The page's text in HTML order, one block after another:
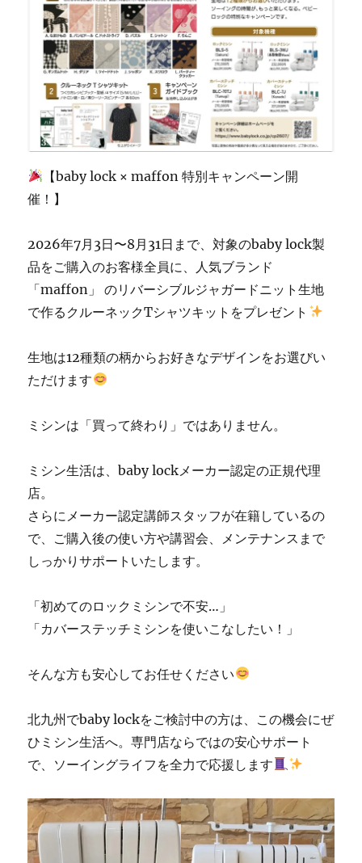
シ
ン
修
理・
販
売
専
店
シ
に
【baby lock × maffon 特別キャンペーン開
催！】
2026年7月3日〜8月31日まで、対象のbaby lock製
品をご購入のお客様全員に、人気ブランド
「maffon」 のリバーシブルジャガードニット生地
で作るクルーネックTシャツキットをプレゼント
生地は12種類の柄からお好きなデザインをお選びい
ただけます
ミシンは「買って終わり」ではありません。
ミシン生活は、baby lockメーカー認定の正規代理
店。
さらにメーカー認定講師スタッフが在籍しているの
で、ご購入後の使い方や講習会、メンテナンスまで
しっかりサポートいたします。
「初めてのロックミシンで不安…」
「カバーステッチミシンを使いこなしたい！」
そんな方も安心してお任せください
北九州でbaby lockをご検討中の方は、この機会にぜ
ひミシン生活へ。専門店ならではの安心サポート
で、ソーイングライフを全力で応援します